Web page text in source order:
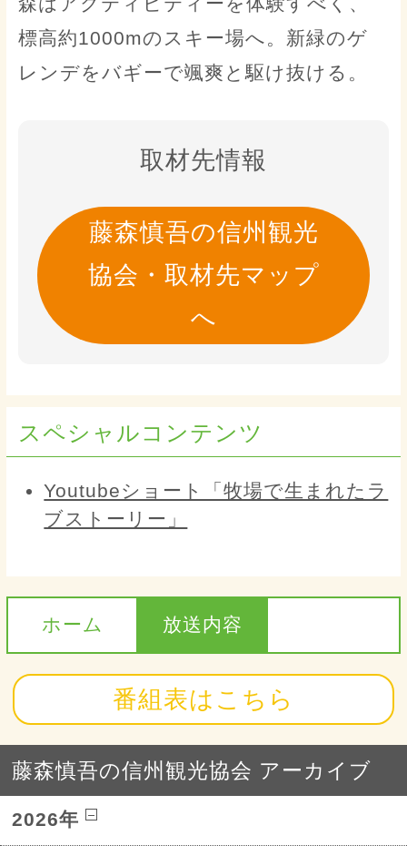
標高約1000mのスキー場へ。新緑のゲ
レンデをバギーで颯爽と駆け抜ける。
取材先情報
藤森慎吾の信州観光
協会・取材先マップ
へ
スペシャルコンテンツ
Youtubeショート「牧場で生まれたラ
ブストーリー」
ホーム 放送内容
番組表はこちら
藤森慎吾の信州観光協会 アーカイブ
2026年